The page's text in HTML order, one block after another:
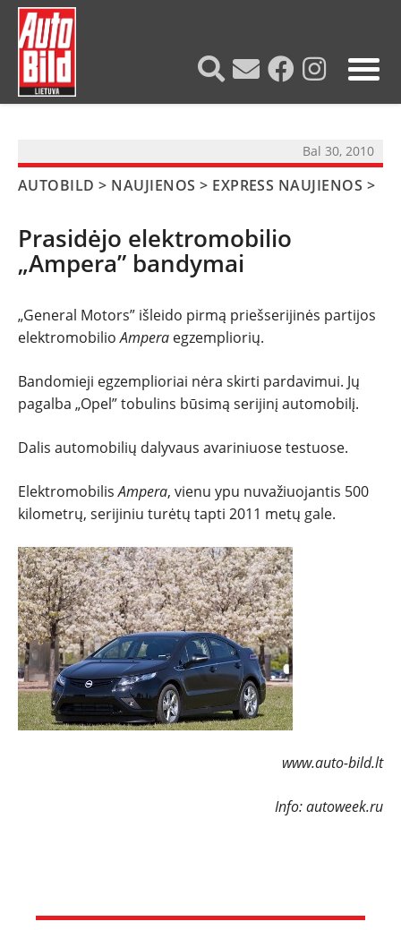
NAUJIENOS
TESTAI
NAUJI
NAUDOTI
REPORTAŽAI
SPORTAS
PATARIMAI
ĮVAIRENYBĖS
Bal 30, 2010
AUTOBILD > NAUJIENOS > EXPRESS NAUJIENOS >
Prasidėjo elektromobilio
„Ampera” bandymai
„General Motors” išleido pirmą priešserijinės partijos
elektromobilioAmpera egzempliorių.
Bandomieji egzemplioriai nėra skirti pardavimui. Jų
pagalba „Opel” tobulins būsimą serijinį automobilį.
Dalis automobilių dalyvaus avariniuose testuose.
ElektromobilisAmpera, vienu ypu nuvažiuojantis 500
kilometrų, serijiniu turėtų tapti 2011 metų gale.
www.auto-bild.lt
Info: autoweek.ru